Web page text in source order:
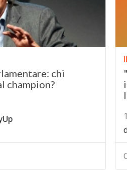
chi
champion?